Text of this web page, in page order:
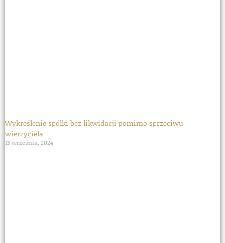
Wykreślenie spółki bez likwidacji pomimo sprzeciwu
wierzyciela
13 września, 2024